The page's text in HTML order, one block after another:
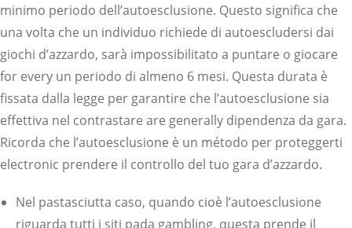
minimo periodo dell’autoesclusione. Questo significa che
una volta che un individuo richiede di autoescludersi dai
giochi d’azzardo, sarà impossibilitato a puntare o giocare
for every un periodo di almeno 6 mesi. Questa durata è
fissata dalla legge per garantire che l’autoesclusione sia
effettiva nel contrastare are generally dipendenza da gara.
Ricorda che l’autoesclusione è un método per proteggerti
electronic prendere il controllo del tuo gara d’azzardo.
Nel pastasciutta caso, quando cioè l’autoesclusione
riguarda tutti i siti pada gambling, questa prende il